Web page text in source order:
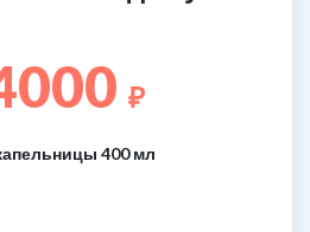
₽
400 мл